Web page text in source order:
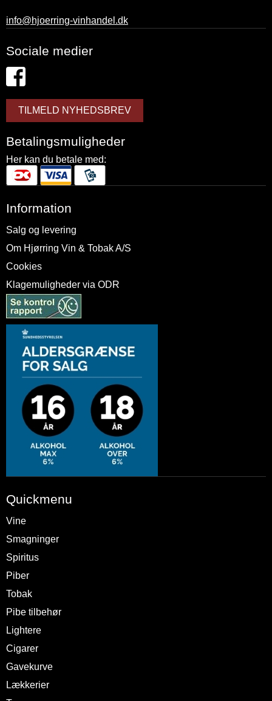
info@hjoerring-vinhandel.dk
Sociale medier
TILMELD NYHEDSBREV
Betalingsmuligheder
Her kan du betale med:
Information
Salg og levering
Om Hjørring Vin & Tobak A/S
Cookies
Klagemuligheder via ODR
Quickmenu
Vine
Smagninger
Spiritus
Piber
Tobak
Pibe tilbehør
Lightere
Cigarer
Gavekurve
Lækkerier